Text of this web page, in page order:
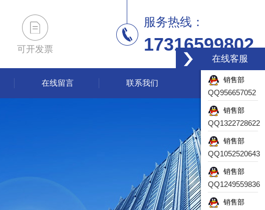
可开发票
服务热线：
17316599802
在线留言 联系我们
在线客服
销售部
QQ956657052
销售部
QQ1322728622
销售部
QQ1052520643
销售部
QQ1249559836
销售部